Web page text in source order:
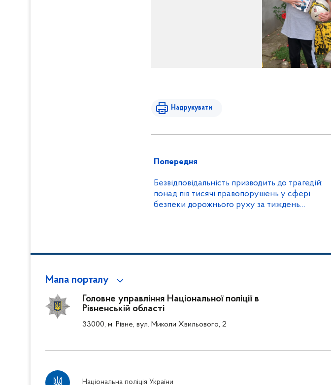
Надрукувати
Попередня
Безвідповідальність призводить до трагедій:
понад пів тисячі правопорушень у сфері
безпеки дорожнього руху за тиждень
Мапа порталу
Головне управління Національної поліції в
Рівненській області
33000, м. Рівне, вул. Миколи Хвильового, 2
Національна поліція України